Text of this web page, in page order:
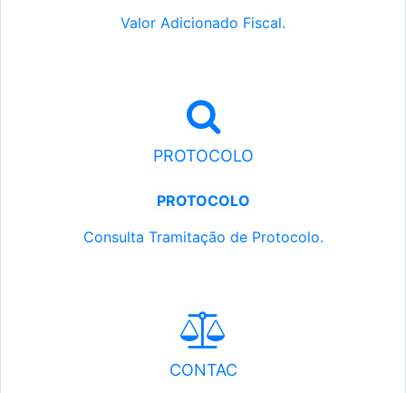
Valor Adicionado Fiscal.
PROTOCOLO
PROTOCOLO
Consulta Tramitação de Protocolo.
CONTAC